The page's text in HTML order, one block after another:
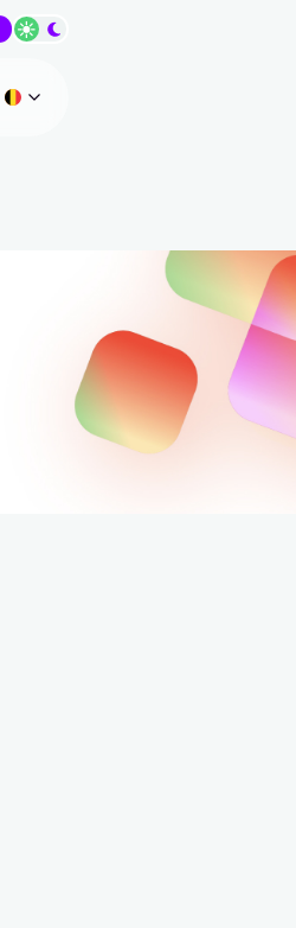
Wissel tussen dark/light modus
Huidige taal: be